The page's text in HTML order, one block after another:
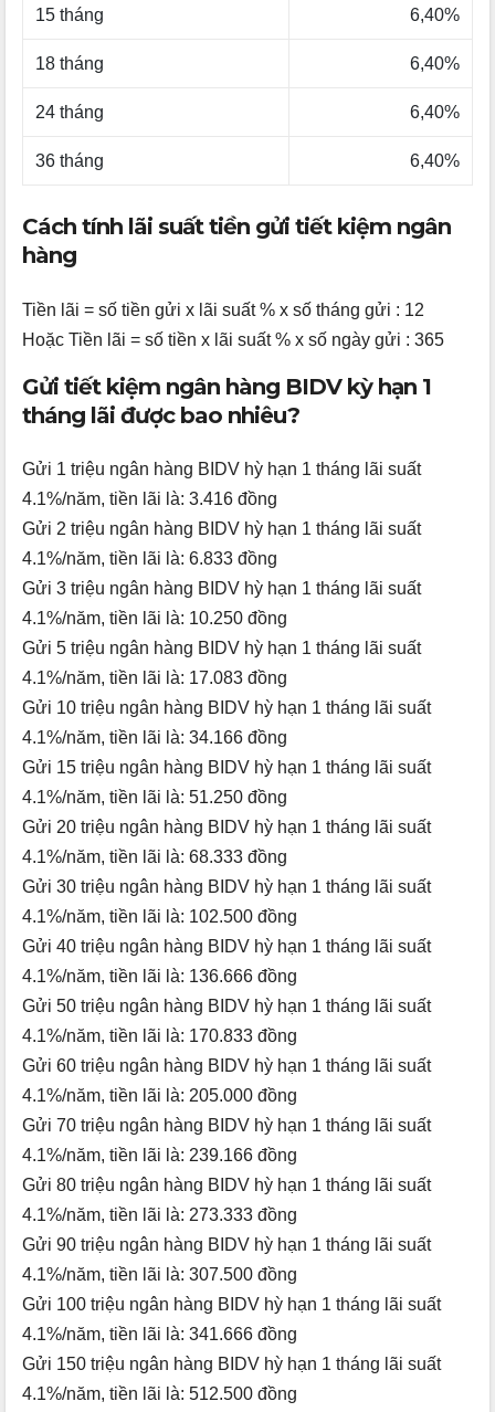
15 tháng 6,40%
18 tháng 6,40%
24 tháng 6,40%
36 tháng 6,40%
Cách tính lãi suất tiền gửi tiết kiệm ngân
hàng
Tiền lãi = số tiền gửi x lãi suất % x số tháng gửi : 12
Hoặc Tiền lãi = số tiền x lãi suất % x số ngày gửi : 365
Gửi tiết kiệm ngân hàng BIDV kỳ hạn 1
tháng lãi được bao nhiêu?
Gửi 1 triệu ngân hàng BIDV hỳ hạn 1 tháng lãi suất
4.1%/năm, tiền lãi là: 3.416 đồng
Gửi 2 triệu ngân hàng BIDV hỳ hạn 1 tháng lãi suất
4.1%/năm, tiền lãi là: 6.833 đồng
Gửi 3 triệu ngân hàng BIDV hỳ hạn 1 tháng lãi suất
4.1%/năm, tiền lãi là: 10.250 đồng
Gửi 5 triệu ngân hàng BIDV hỳ hạn 1 tháng lãi suất
4.1%/năm, tiền lãi là: 17.083 đồng
Gửi 10 triệu ngân hàng BIDV hỳ hạn 1 tháng lãi suất
4.1%/năm, tiền lãi là: 34.166 đồng
Gửi 15 triệu ngân hàng BIDV hỳ hạn 1 tháng lãi suất
4.1%/năm, tiền lãi là: 51.250 đồng
Gửi 20 triệu ngân hàng BIDV hỳ hạn 1 tháng lãi suất
4.1%/năm, tiền lãi là: 68.333 đồng
Gửi 30 triệu ngân hàng BIDV hỳ hạn 1 tháng lãi suất
4.1%/năm, tiền lãi là: 102.500 đồng
Gửi 40 triệu ngân hàng BIDV hỳ hạn 1 tháng lãi suất
4.1%/năm, tiền lãi là: 136.666 đồng
Gửi 50 triệu ngân hàng BIDV hỳ hạn 1 tháng lãi suất
4.1%/năm, tiền lãi là: 170.833 đồng
Gửi 60 triệu ngân hàng BIDV hỳ hạn 1 tháng lãi suất
4.1%/năm, tiền lãi là: 205.000 đồng
Gửi 70 triệu ngân hàng BIDV hỳ hạn 1 tháng lãi suất
4.1%/năm, tiền lãi là: 239.166 đồng
Gửi 80 triệu ngân hàng BIDV hỳ hạn 1 tháng lãi suất
4.1%/năm, tiền lãi là: 273.333 đồng
Gửi 90 triệu ngân hàng BIDV hỳ hạn 1 tháng lãi suất
4.1%/năm, tiền lãi là: 307.500 đồng
Gửi 100 triệu ngân hàng BIDV hỳ hạn 1 tháng lãi suất
4.1%/năm, tiền lãi là: 341.666 đồng
Gửi 150 triệu ngân hàng BIDV hỳ hạn 1 tháng lãi suất
4.1%/năm, tiền lãi là: 512.500 đồng